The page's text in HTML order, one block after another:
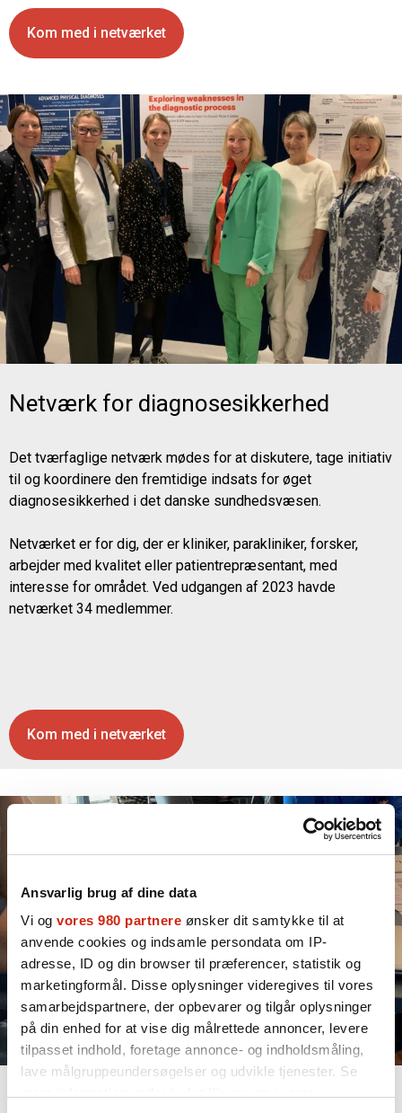
Ansvarlig brug af dine data
Vi og vores 980 partnere ønsker dit samtykke til at
anvende cookies og indsamle persondata om IP-
adresse, ID og din browser til præferencer, statistik og
marketingformål. Disse oplysninger videregives til vores
samarbejdspartnere, der opbevarer og tilgår oplysninger
på din enhed for at vise dig målrettede annoncer, levere
tilpasset indhold, foretage annonce- og indholdsmåling,
lave målgruppeundersøgelser og udvikle tjenester. Se
Kom med i netværket
Netværk for diagnosesikkerhed
Det tværfaglige netværk mødes for at diskutere, tage initiativ
til og koordinere den fremtidige indsats for øget
diagnosesikkerhed i det danske sundhedsvæsen.
Netværket er for dig, der er kliniker, parakliniker, forsker,
arbejder med kvalitet eller patientrepræsentant, med
interesse for området. Ved udgangen af 2023 havde
netværket 34 medlemmer.
Kom med i netværket
Netværk for os, der forbedrer